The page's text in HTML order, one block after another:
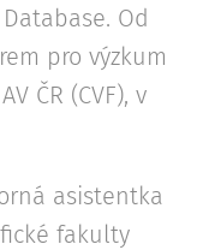
Od
pro výzkum
ČR (CVF), v
asistentka
fakulty